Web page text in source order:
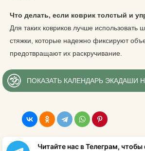
Что делать, если коврик толстый и
Для таких ковриков лучше использовать
стяжки, которые надежно фиксируют
предотвращают их раскручивание.
ПОКАЗАТЬ КАЛЕНДАРЬ ЭКАДАШИ
Читайте нас в Телеграм, чтобы